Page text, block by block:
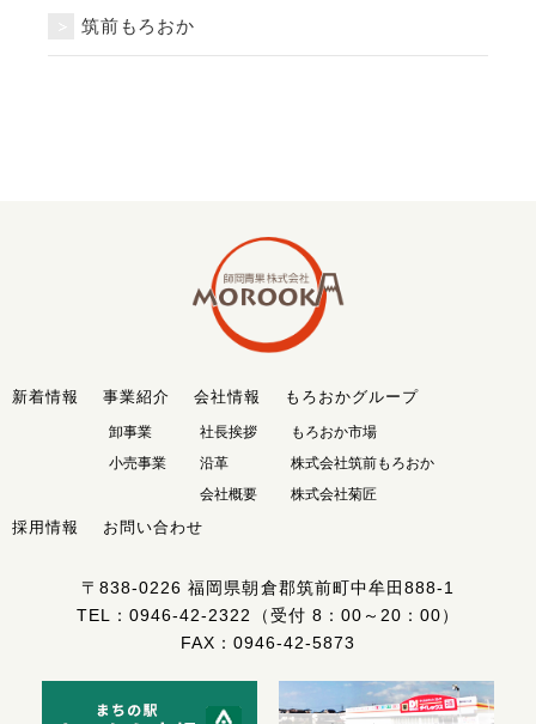
筑前もろおか
新着情報 事業紹介
卸事業
小売事業
会社情報
社長挨拶
沿革
会社概要
もろおかグループ
もろおか市場
株式会社筑前もろおか
株式会社菊匠
採用情報 お問い合わせ
〒838-0226福岡県朝倉郡筑前町中牟田888-1
TEL： 0946-42-2322
（受付 8：00～20：00）
FAX：0946-42-5873